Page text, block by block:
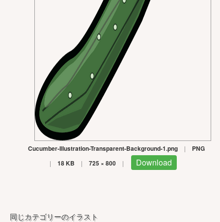
Cucumber-Illustration-Transparent-Background-1.png | PNG
| 18 KB | 725 × 800 | Download
同じカテゴリーのイラスト